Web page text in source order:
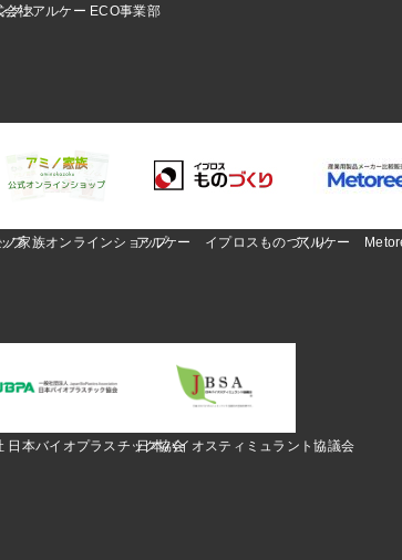
グス
会社アルケー ECO事業部
プ
ノ家族オンラインショップアルケー イプロスものづくり
アルケー
日本バイオプラスチック協会日本バイオスティミュラント協議会